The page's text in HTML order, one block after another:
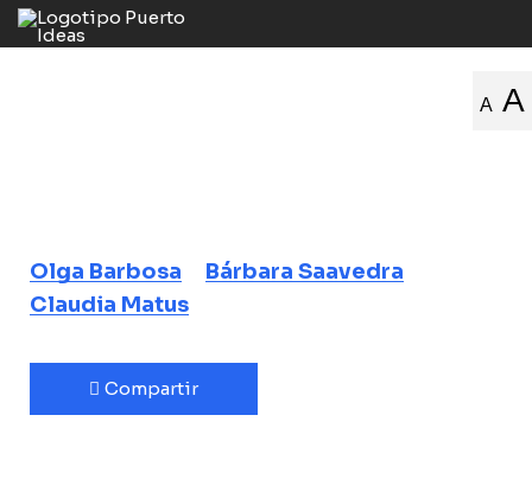
A A
Olga Barbosa
Bárbara Saavedra
Claudia Matus
Compartir